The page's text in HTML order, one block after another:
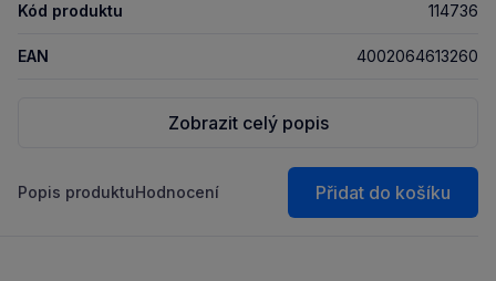
Kód produktu 114736
EAN 4002064613260
Zobrazit celý popis
Popis produktuHodnocení Přidat do košíku